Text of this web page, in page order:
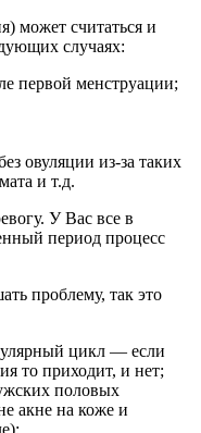
может считаться и
случаях:
первой менструации;
овуляции из-за таких
и т.д.
У Вас все в
период процесс
проблему, так это
цикл — если
то приходит, и нет;
половых
акне на коже и